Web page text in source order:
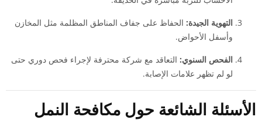
التهوية الجيدة: الحفاظ على جفاف المناطق المظلمة مثل المخازن
وأسفل الأحواض.
الفحص السنوي: التعاقد مع شركة محترفة لإجراء فحص دوري حتى
لو لم تظهر علامات الإصابة.
الأسئلة الشائعة حول مكافحة النمل